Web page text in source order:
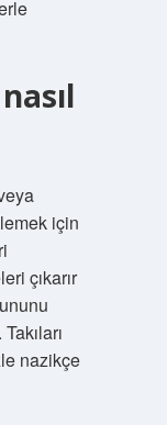
için
çıkarır
nazikçe